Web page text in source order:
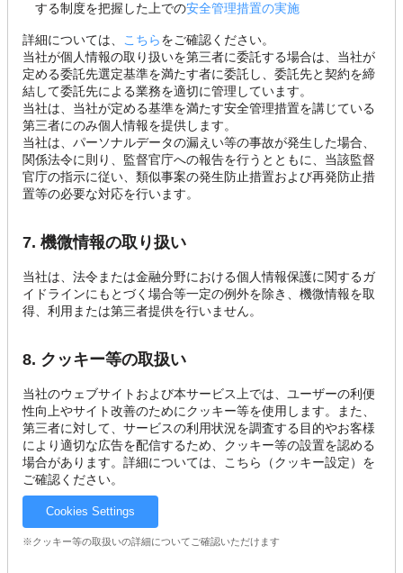
する制度を把握した上での安全管理措置の実施
詳細については、 こちらをご確認ください。
当社が個人情報の取り扱いを第三者に委託する場合は、当社が
定める委託先選定基準を満たす者に委託し、委託先と契約を締
結して委託先による業務を適切に管理しています。
当社は、当社が定める基準を満たす安全管理措置を講じている
第三者にのみ個人情報を提供します。
当社は、パーソナルデータの漏えい等の事故が発生した場合、
関係法令に則り、監督官庁への報告を行うとともに、当該監督
官庁の指示に従い、類似事案の発生防止措置および再発防止措
置等の必要な対応を行います。
7. 機微情報の取り扱い
当社は、法令または金融分野における個人情報保護に関するガ
イドラインにもとづく場合等一定の例外を除き、機微情報を取
得、利用または第三者提供を行いません。
8. クッキー等の取扱い
当社のウェブサイトおよび本サービス上では、ユーザーの利便
性向上やサイト改善のためにクッキー等を使用します。また、
第三者に対して、サービスの利用状況を調査する目的やお客様
により適切な広告を配信するため、クッキー等の設置を認める
場合があります。詳細については、こちら（クッキー設定）を
ご確認ください。
Cookies Settings
※クッキー等の取扱いの詳細についてご確認いただけます